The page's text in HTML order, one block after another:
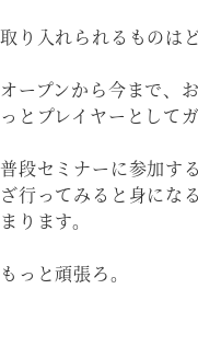
取り入れられるものは
オープンから今まで、
っとプレイヤーとして
普段セミナーに参加す
ざ行ってみると身にな
まります。
もっと頑張ろ。